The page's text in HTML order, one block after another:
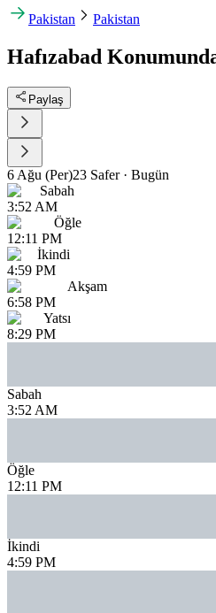
Pakistan Pakistan
Hafızabad
Paylaş
6 Ağu (Per)23 Safer· Bugün
Sabah
3:52 AM
Öğle
12:11 PM
İkindi
4:59 PM
Akşam
6:58 PM
Yatsı
8:29 PM
Sabah
3:52 AM
Öğle
12:11 PM
İkindi
4:59 PM